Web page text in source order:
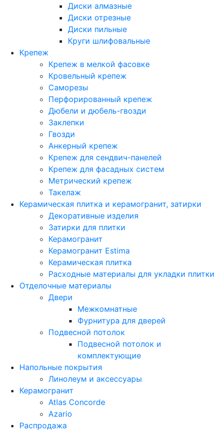
Диски алмазные
Диски отрезные
Диски пильные
Круги шлифовальные
Крепеж
Крепеж в мелкой фасовке
Кровельный крепеж
Саморезы
Перфорированный крепеж
Дюбели и дюбель-гвозди
Заклепки
Гвозди
Анкерный крепеж
Крепеж для сендвич-панелей
Крепеж для фасадных систем
Метрический крепеж
Такелаж
Керамическая плитка и керамогранит, затирки
Декоративные изделия
Затирки для плитки
Керамогранит
Керамогранит Estima
Керамическая плитка
Расходные материалы для укладки плитки
Отделочные материалы
Двери
Межкомнатные
Фурнитура для дверей
Подвесной потолок
Подвесной потолок и
комплектующие
Напольные покрытия
Линолеум и аксессуары
Керамогранит
Atlas Concorde
Azario
Распродажа